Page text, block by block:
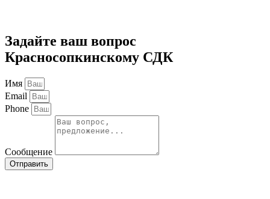
Задайте ваш вопрос
Красносопкинскому СДК
Имя
Email
Phone
Сообщение
Отправить